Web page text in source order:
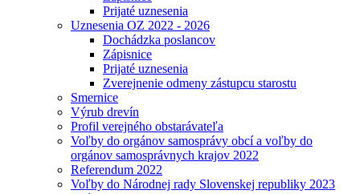
Prijaté uznesenia
Uznesenia OZ 2022 - 2026
Dochádzka poslancov
Zápisnice
Prijaté uznesenia
Zverejnenie odmeny zástupcu starostu
Smernice
Výrub drevín
Profil verejného obstarávateľa
Voľby do orgánov samosprávy obcí a voľby do
orgánov samosprávnych krajov 2022
Referendum 2022
Voľby do Národnej rady Slovenskej republiky 2023